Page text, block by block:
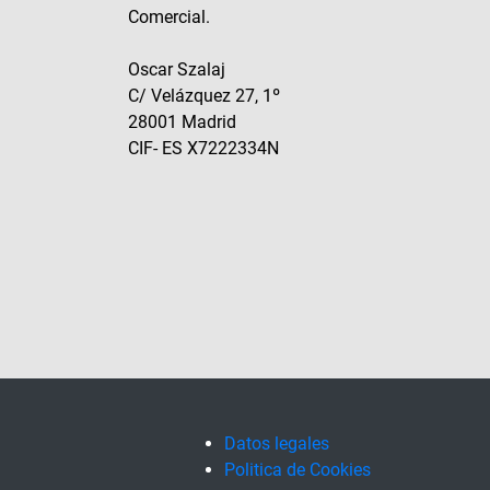
Comercial.
Oscar Szalaj
C/ Velázquez 27, 1º
28001 Madrid
CIF- ES X7222334N
Datos legales
Politica de Cookies